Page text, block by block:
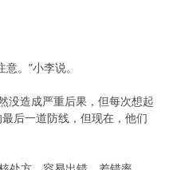
。”小李说。
没造成严重后果，但每次想起
后一道防线，但现在，他们